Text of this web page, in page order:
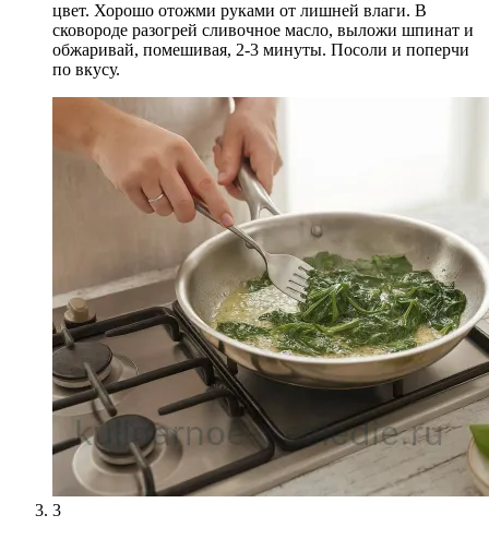
цвет. Хорошо отожми руками от лишней влаги. В
сковороде разогрей сливочное масло, выложи шпинат и
обжаривай, помешивая, 2-3 минуты. Посоли и поперчи
по вкусу.
3